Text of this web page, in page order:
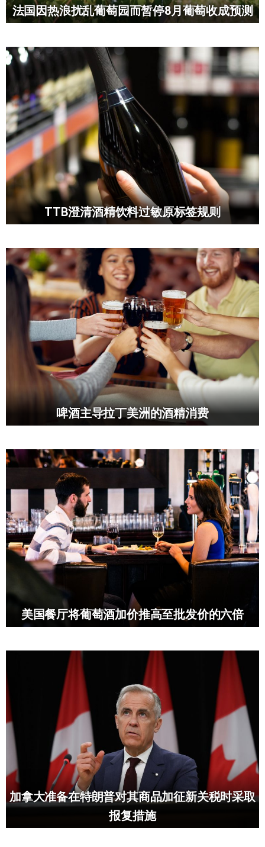
法国因热浪扰乱葡萄园而暂停8月葡萄收成预测
TTB澄清酒精饮料过敏原标签规则
啤酒主导拉丁美洲的酒精消费
美国餐厅将葡萄酒加价推高至批发价的六倍
加拿大准备在特朗普对其商品加征新关税时采取
报复措施